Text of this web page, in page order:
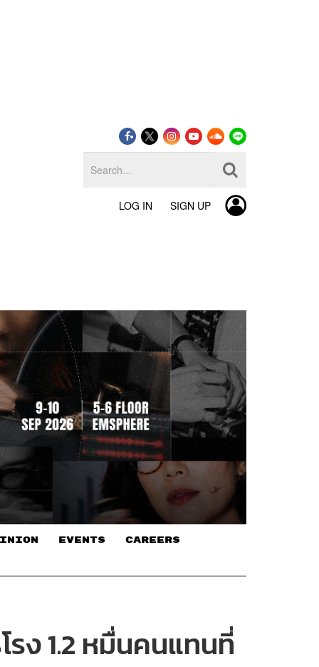
LOG IN SIGN UP
EVENTS CAREERS
รง 1.2 หมื่นคนแทนที่